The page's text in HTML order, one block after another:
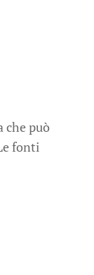
che può
fonti